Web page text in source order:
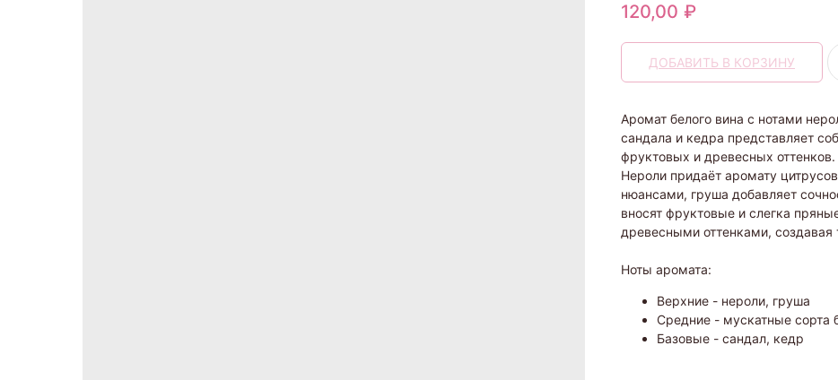
120,00 ₽
ДОБАВИТЬ В КОРЗИНУ
Аромат белого вина с нотами
сандала и кедра представляет
фруктовых и древесных оттенков.
Нероли придаёт аромату
нюансами, груша добавляет
вносят фруктовые и слегка
древесными оттенками, создавая
Ноты аромата:
Верхние - нероли, груша
Средние - мускатные сорта
Базовые - сандал, кедр